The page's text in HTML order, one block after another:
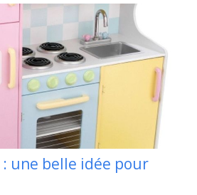
une belle idée pour